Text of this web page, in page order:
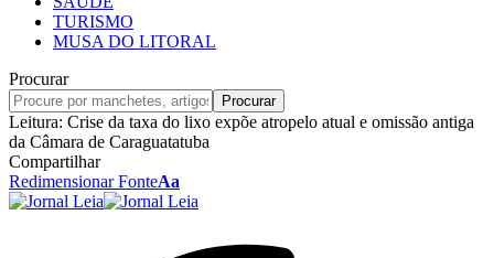
TURISMO
MUSA DO LITORAL
Procurar
Leitura: Crise da taxa do lixo expõe atropelo atual e omissão antiga
da Câmara de Caraguatatuba
Compartilhar
Redimensionar FonteAa